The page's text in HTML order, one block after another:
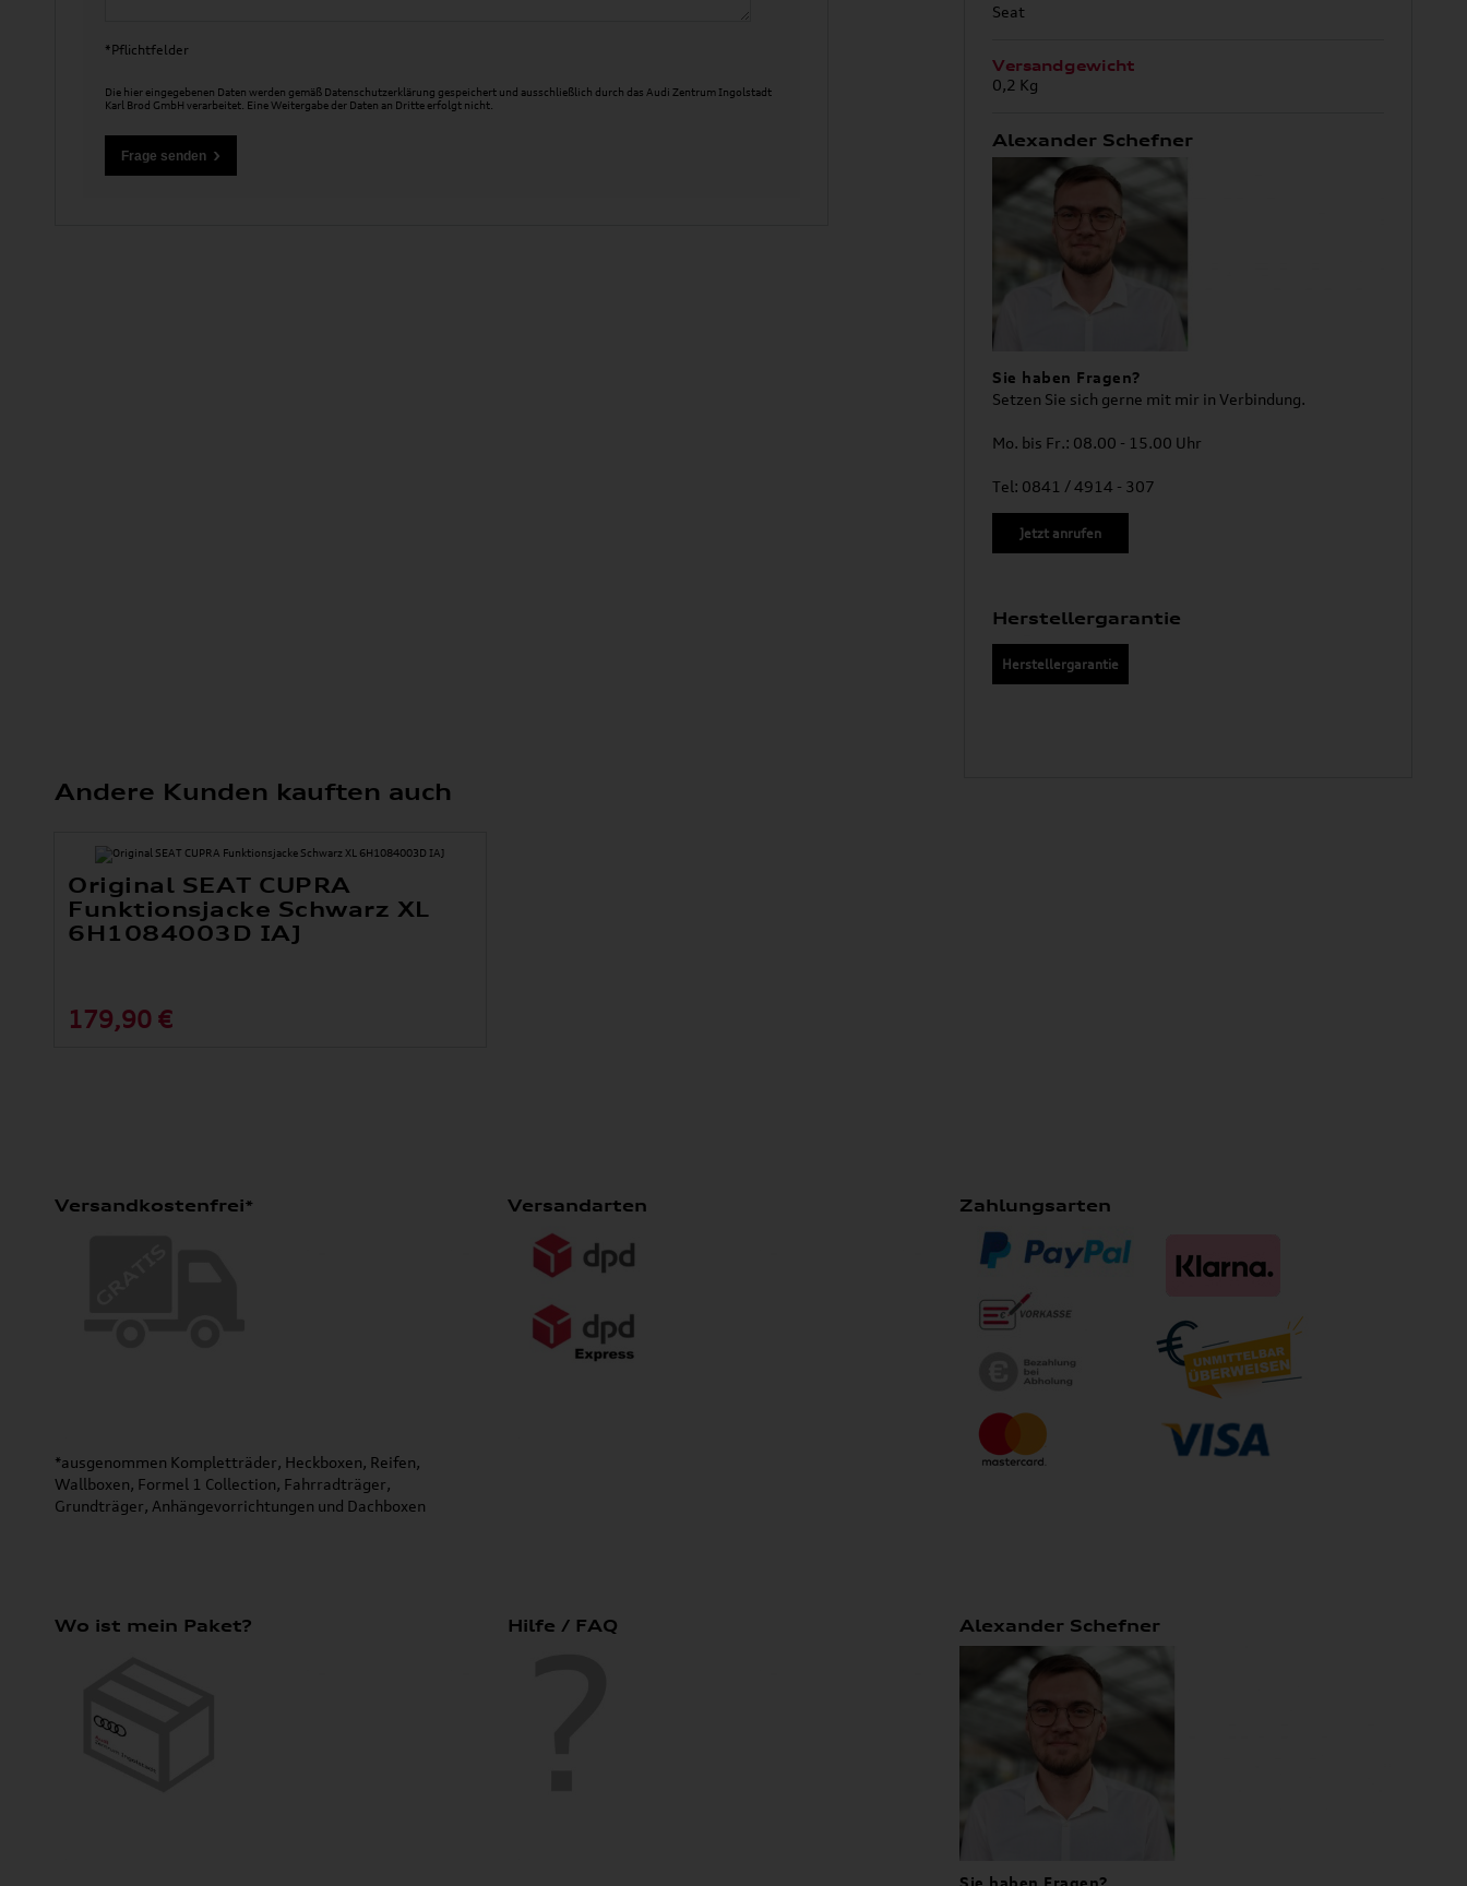
*Pflichtfelder
Die hier eingegebenen Daten werden gemäß Datenschutzerklärung gespeichert und ausschließlich durch das Audi Zentrum Ingolstadt
Karl Brod GmbH verarbeitet. Eine Weitergabe der Daten an Dritte erfolgt nicht.
Seat
Versandgewicht
0,2 Kg
Alexander Schefner
Sie haben Fragen?
Setzen Sie sich gerne mit mir in Verbindung.
Mo. bis Fr.: 08.00 - 15.00 Uhr
Tel: 0841 / 4914 - 307
Jetzt anrufen
Herstellergarantie
Herstellergarantie
Andere Kunden kauften auch
Original SEAT CUPRA
Funktionsjacke Schwarz XL
6H1084003D IAJ
179,90 €
Versandkostenfrei*
*ausgenommen Kompletträder, Heckboxen, Reifen,
Wallboxen, Formel 1 Collection, Fahrradträger,
Grundträger, Anhängevorrichtungen und Dachboxen
Versandarten Zahlungsarten
Wo ist mein Paket? Hilfe / FAQ Alexander Schefner
Sie haben Fragen?